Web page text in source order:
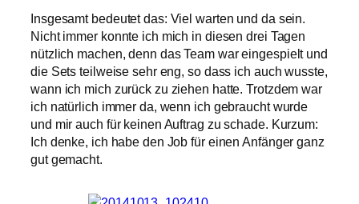
Insgesamt bedeutet das: Viel warten und da sein.
Nicht immer konnte ich mich in diesen drei Tagen
nützlich machen, denn das Team war eingespielt und
die Sets teilweise sehr eng, so dass ich auch wusste,
wann ich mich zurück zu ziehen hatte. Trotzdem war
ich natürlich immer da, wenn ich gebraucht wurde
und mir auch für keinen Auftrag zu schade. Kurzum:
Ich denke, ich habe den Job für einen Anfänger ganz
gut gemacht.